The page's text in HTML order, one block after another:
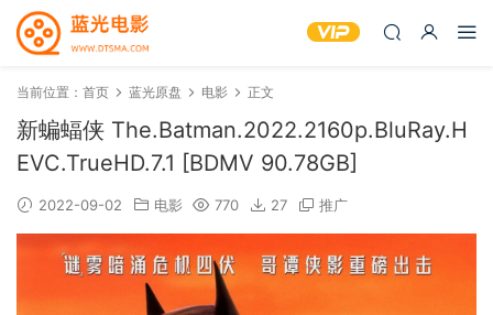
当前位置： 首页 蓝光原盘 电影 正文
新蝙蝠侠 The.Batman.2022.2160p.BluRay.H
EVC.TrueHD.7.1 [BDMV 90.78GB]
2022-09-02 电影 770 27 推广